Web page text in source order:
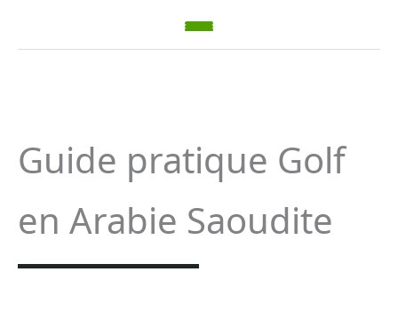
Guide pratique Golf
en Arabie Saoudite